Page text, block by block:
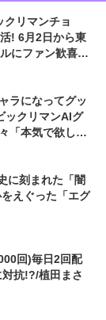
クリマンチョ
! 6月2日から東
にファン歓喜
ラになってグッ
ックリマンAIグ
「本気で欲し
に刻まれた「闇
えぐった「エグ
回)毎日2回配
抗!?/植田まさ